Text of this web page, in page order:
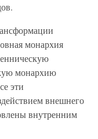
монархия
монархию
эти
внешнего
внутренним